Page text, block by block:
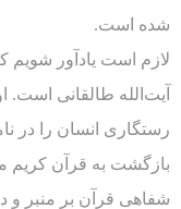
شده است.
لازم است یادآور شویم
آیت‌الله طالقانی است.
رستگاری انسان را در
بازگشت به قرآن کریم